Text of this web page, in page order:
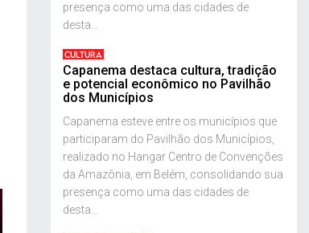
presença como uma das cidades de
desta...
CULTURA
Capanema destaca cultura, tradição
e potencial econômico no Pavilhão
dos Municípios
Capanema esteve entre os municípios que
participaram do Pavilhão dos Municípios,
realizado no Hangar Centro de Convenções
da Amazônia, em Belém, consolidando sua
presença como uma das cidades de
desta...